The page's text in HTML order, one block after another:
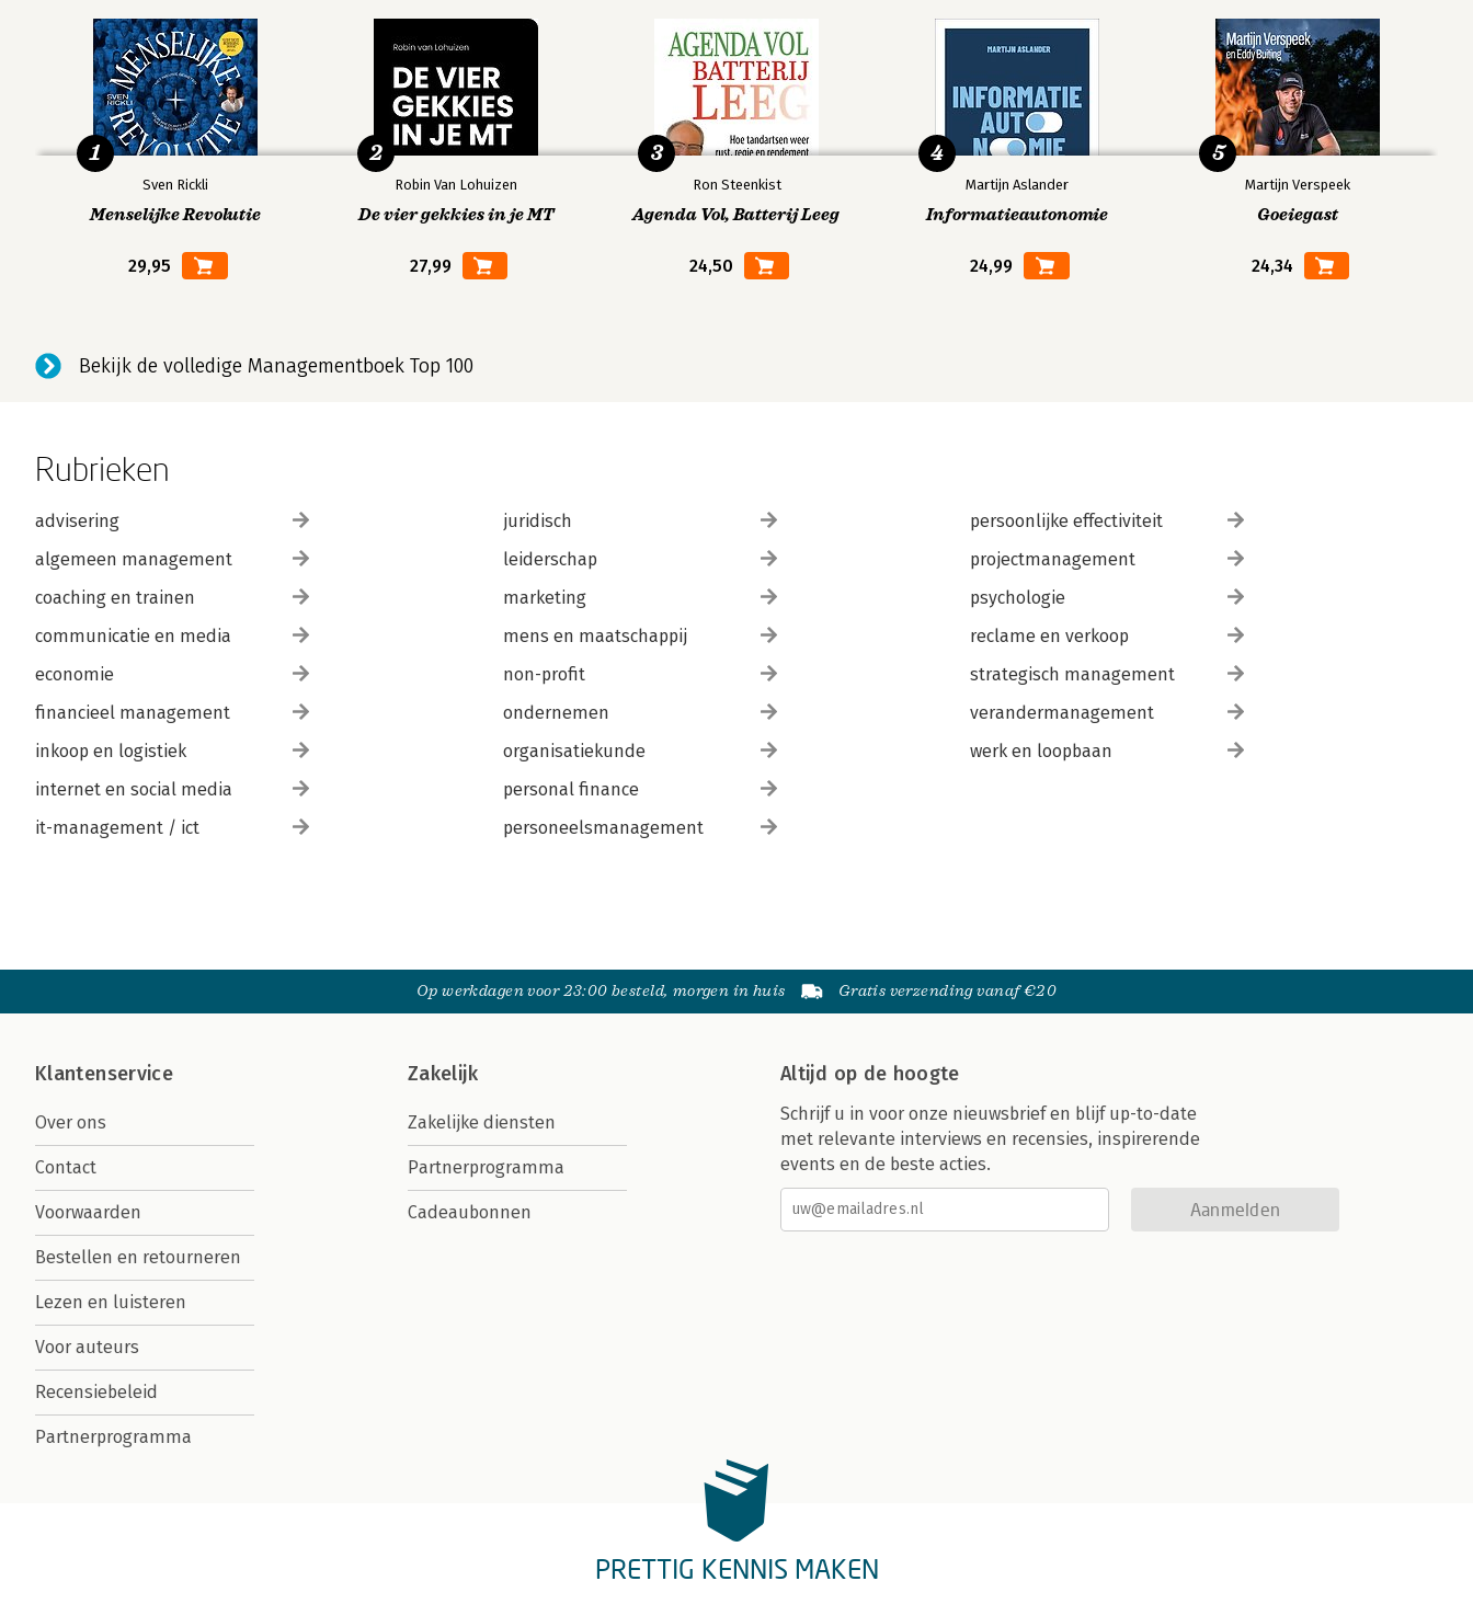
Sven Rickli
Menselijke Revolutie
29,95
1
Robin Van Lohuizen
De vier gekkies in je MT
27,99
2
Ron Steenkist
Agenda Vol, Batterij Leeg
24,50
3
Martijn Aslander
Informatieautonomie
24,99
4
Martijn Verspeek
Goeiegast
24,34
5
Bekijk de volledige Managementboek Top 100
Rubrieken
advisering
algemeen management
coaching en trainen
communicatie en media
economie
financieel management
inkoop en logistiek
internet en social media
it-management / ict
juridisch
leiderschap
marketing
mens en maatschappij
non-profit
ondernemen
organisatiekunde
personal finance
personeelsmanagement
persoonlijke effectiviteit
projectmanagement
psychologie
reclame en verkoop
strategisch management
verandermanagement
werk en loopbaan
Op werkdagen voor 23:00 besteld, morgen in huis Gratis verzending vanaf €20
Klantenservice
Over ons
Contact
Voorwaarden
Bestellen en retourneren
Lezen en luisteren
Voor auteurs
Recensiebeleid
Partnerprogramma
Zakelijk
Zakelijke diensten
Partnerprogramma
Cadeaubonnen
Altijd op de hoogte
Schrijf u in voor onze nieuwsbrief en blijf up-to-date
met relevante interviews en recensies, inspirerende
events en de beste acties.
Aanmelden
PRETTIG KENNIS MAKEN